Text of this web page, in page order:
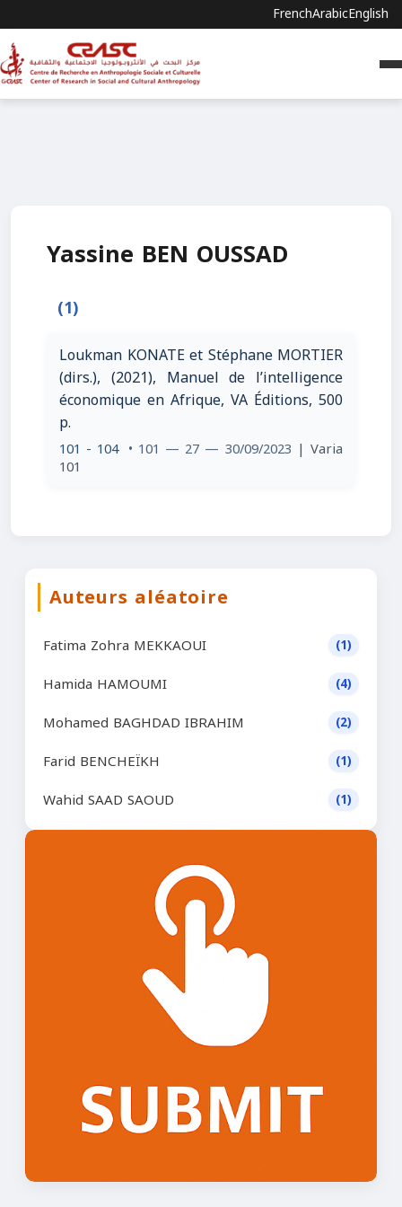
FrenchArabicEnglish
Yassine BEN OUSSAD
(1)
Loukman KONATE et Stéphane MORTIER
(dirs.), (2021), Manuel de l’intelligence
économique en Afrique, VA Éditions, 500
p.
101 - 104 • 101 — 27 — 30/09/2023 | Varia
101
Auteurs aléatoire
Fatima Zohra MEKKAOUI (1)
Hamida HAMOUMI (4)
Mohamed BAGHDAD IBRAHIM (2)
Farid BENCHEÏKH (1)
Wahid SAAD SAOUD (1)